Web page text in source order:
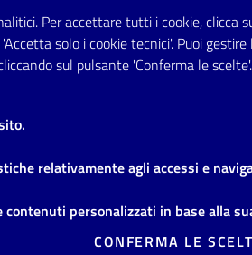
Per accettare tutti i cookie, clicca
solo i cookie tecnici'. Puoi
sul pulsante 'Conferma le
relativamente agli accessi e
personalizzati in base alla
CONFERMA LE
Telefono: 0832 600001
Posta Elettronica Certificata:
Note legali